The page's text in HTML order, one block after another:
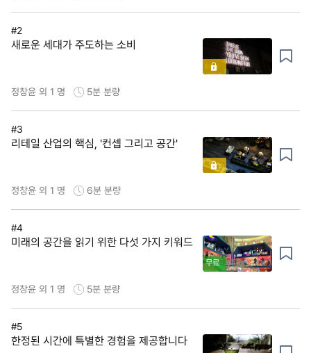
#2
새로운 세대가 주도하는 소비
정창윤 외 1 명 5분 분량
#3
리테일 산업의 핵심, '컨셉 그리고 공간'
정창윤 외 1 명 6분 분량
#4
미래의 공간을 읽기 위한 다섯 가지 키워드
무료
정창윤 외 1 명 5분 분량
#5
한정된 시간에 특별한 경험을 제공합니다